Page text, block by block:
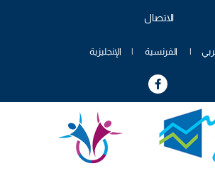
Menu
genre
الاتصال
الفرنسية الإنجليزية